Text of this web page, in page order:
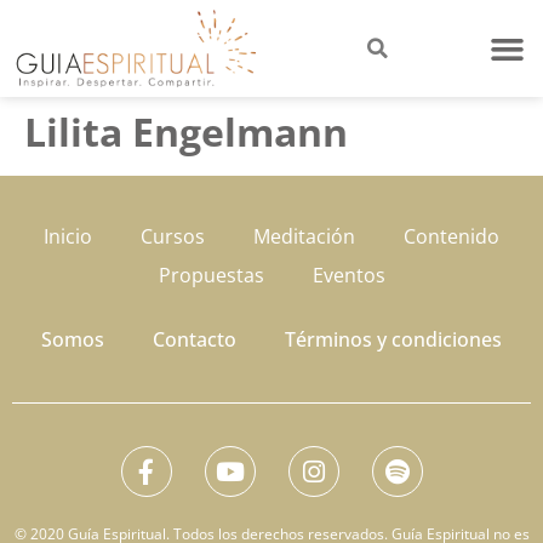
Lilita Engelmann
Inicio Cursos Meditación
Contenido
Propuestas
Eventos
Somos Contacto Términos y condiciones
© 2020 Guía Espiritual. Todos los derechos reservados. Guía Espiritual no es